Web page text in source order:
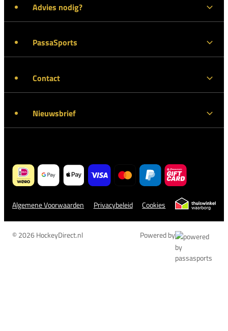
Advies nodig?
PassaSports
Contact
Nieuwsbrief
Algemene Voorwaarden Privacybeleid Cookies
© 2026 HockeyDirect.nl Powered by